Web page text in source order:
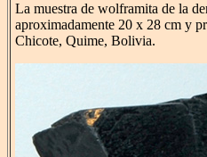
La muestra de wolframita de la
aproximadamente 20 x 28 cm y
Chicote, Quime, Bolivia.